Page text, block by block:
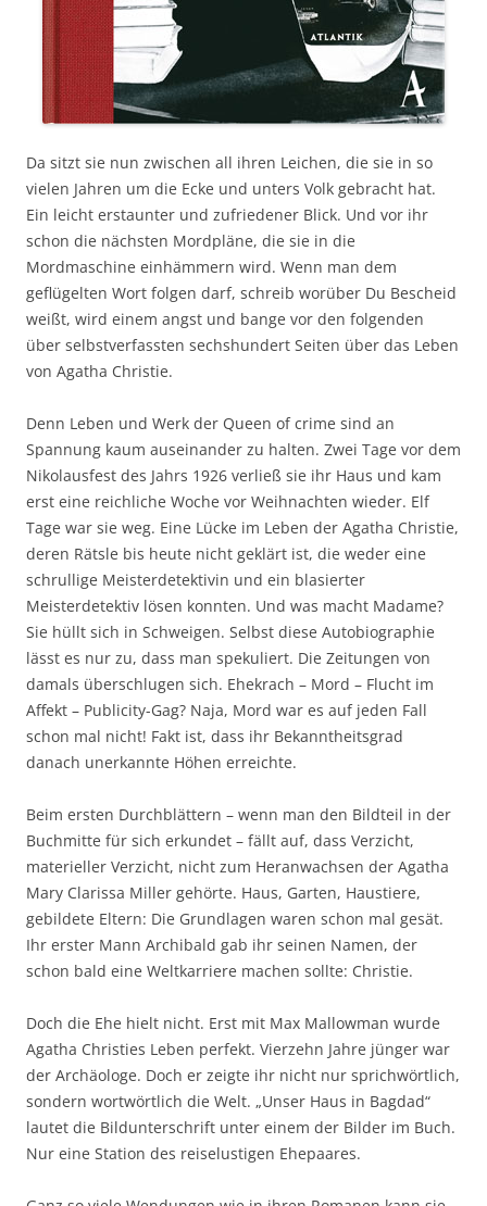
Da sitzt sie nun zwischen all ihren Leichen, die sie in so
vielen Jahren um die Ecke und unters Volk gebracht hat.
Ein leicht erstaunter und zufriedener Blick. Und vor ihr
schon die nächsten Mordpläne, die sie in die
Mordmaschine einhämmern wird. Wenn man dem
geflügelten Wort folgen darf, schreib worüber Du Bescheid
weißt, wird einem angst und bange vor den folgenden
über selbstverfassten sechshundert Seiten über das Leben
von Agatha Christie.
Denn Leben und Werk der Queen of crime sind an
Spannung kaum auseinander zu halten. Zwei Tage vor dem
Nikolausfest des Jahrs 1926 verließ sie ihr Haus und kam
erst eine reichliche Woche vor Weihnachten wieder. Elf
Tage war sie weg. Eine Lücke im Leben der Agatha Christie,
deren Rätsle bis heute nicht geklärt ist, die weder eine
schrullige Meisterdetektivin und ein blasierter
Meisterdetektiv lösen konnten. Und was macht Madame?
Sie hüllt sich in Schweigen. Selbst diese Autobiographie
lässt es nur zu, dass man spekuliert. Die Zeitungen von
damals überschlugen sich. Ehekrach – Mord – Flucht im
Affekt – Publicity-Gag? Naja, Mord war es auf jeden Fall
schon mal nicht! Fakt ist, dass ihr Bekanntheitsgrad
danach unerkannte Höhen erreichte.
Beim ersten Durchblättern – wenn man den Bildteil in der
Buchmitte für sich erkundet – fällt auf, dass Verzicht,
materieller Verzicht, nicht zum Heranwachsen der Agatha
Mary Clarissa Miller gehörte. Haus, Garten, Haustiere,
gebildete Eltern: Die Grundlagen waren schon mal gesät.
Ihr erster Mann Archibald gab ihr seinen Namen, der
schon bald eine Weltkarriere machen sollte: Christie.
Doch die Ehe hielt nicht. Erst mit Max Mallowman wurde
Agatha Christies Leben perfekt. Vierzehn Jahre jünger war
der Archäologe. Doch er zeigte ihr nicht nur sprichwörtlich,
sondern wortwörtlich die Welt. „Unser Haus in Bagdad“
lautet die Bildunterschrift unter einem der Bilder im Buch.
Nur eine Station des reiselustigen Ehepaares.